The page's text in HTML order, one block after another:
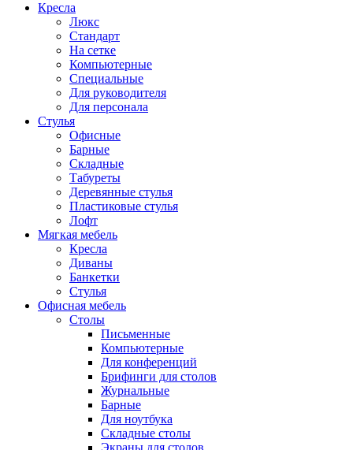
Кресла
Люкс
Стандарт
На сетке
Компьютерные
Специальные
Для руководителя
Для персонала
Стулья
Офисные
Барные
Складные
Табуреты
Деревянные стулья
Пластиковые стулья
Лофт
Мягкая мебель
Кресла
Диваны
Банкетки
Стулья
Офисная мебель
Столы
Письменные
Компьютерные
Для конференций
Брифинги для столов
Журнальные
Барные
Для ноутбука
Складные столы
Экраны для столов